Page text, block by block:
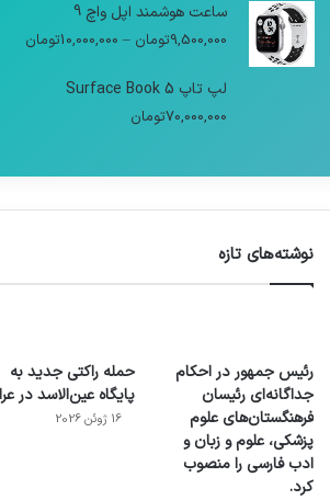
ساعت هوشمند اپل واچ 9
9,500,000تومان –
10,000,000تومان
لپ تاپ Surface Book 5
70,000,000تومان
نوشته‌های تازه
رئیس جمهور در احکام
جداگانه‌ای رئیسان
فرهنگستان‌های علوم
پزشکی، علوم و زبان و
ادب فارسی را منصوب
کرد.
حمله راکتی جدید به
پایگاه عین‌الاسد در
16 ژوئن 2026